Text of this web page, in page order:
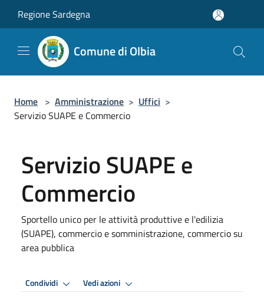
Regione Sardegna
Comune di Olbia
Home > Amministrazione > Uffici >
Servizio SUAPE e Commercio
Servizio SUAPE e
Commercio
Sportello unico per le attività produttive e l'edilizia
(SUAPE), commercio e somministrazione, commercio su
area pubblica
Condividi Vedi azioni